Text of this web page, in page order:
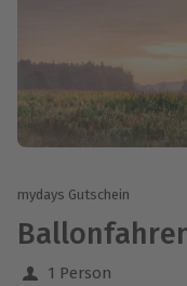
mydays Gutschein
1 Person